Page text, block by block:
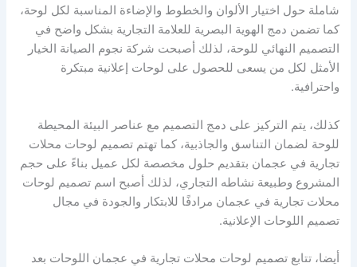
شاملة حول اختيار الألوان والخطوط والإضاءة المناسبة لكل لوحة،
كما تضمن دمج الهوية البصرية للعلامة التجارية بشكل واضح في
التصميم النهائي للوحة، لذلك أصبحت شركة نجوم الصيانة الخيار
الأمثل لكل من يسعى للحصول على لوحات إعلانية مبتكرة
واحترافية.
كذلك، يتم التركيز على دمج التصميم مع عناصر البيئة المحيطة
للوحة لضمان التناسق والجاذبية، كما تهتم تصميم لوحات محلات
تجارية في عجمان بتقديم حلول مخصصة لكل عميل بناءً على حجم
المشروع وطبيعة نشاطه التجاري، لذلك أصبح اسم تصميم لوحات
محلات تجارية في عجمان مرادفًا للابتكار والجودة في مجال
تصميم اللوحات الإعلانية.
أيضا، تتابع تصميم لوحات محلات تجارية في عجمان اللوحات بعد